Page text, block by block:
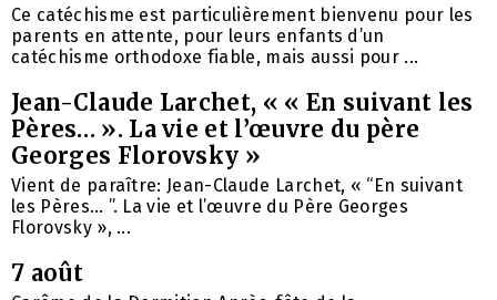
Ce catéchisme est particulièrement bienvenu pour les
parents en attente, pour leurs enfants d’un
catéchisme orthodoxe fiable, mais aussi pour ...
Jean-Claude Larchet, « « En suivant les
Pères… ». La vie et l’œuvre du père
Georges Florovsky »
Vient de paraître: Jean-Claude Larchet, « “En suivant
les Pères… ”. La vie et l’œuvre du Père Georges
Florovsky », ...
7 août